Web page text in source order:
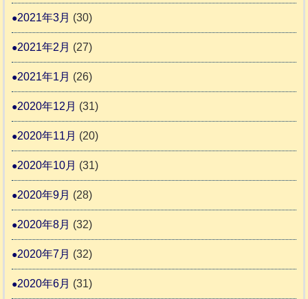
2021年3月 (30)
2021年2月 (27)
2021年1月 (26)
2020年12月 (31)
2020年11月 (20)
2020年10月 (31)
2020年9月 (28)
2020年8月 (32)
2020年7月 (32)
2020年6月 (31)